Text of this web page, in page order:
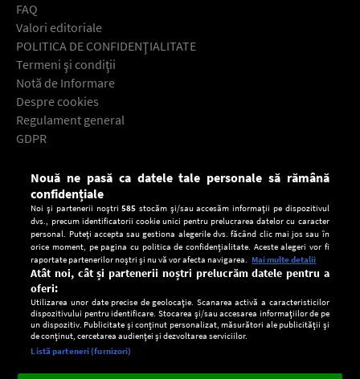
FAQ
Valori editoriale
POLITICA DE CONFIDENŢIALITATE
Termeni şi condiţii
Notă de Informare
Despre cookies
Regulament general
GDPR
Descarcă gratuit aplicaţia Europa FM pentru smartphone:
Setări:
Dark
Nouă ne pasă ca datele tale personale să rămână
confidențiale
Noi și partenerii noștri585 stocăm și/sau accesăm informații pe dispozitivul
dvs., precum identificatorii cookie unici pentru prelucrarea datelor cu caracter
personal. Puteți accepta sau gestiona alegerile dvs. făcând clic mai jos sau în
orice moment, pe pagina cu politica de confidențialitate. Aceste alegeri vor fi
raportate partenerilor noștri și nu vă vor afecta navigarea. Mai multe detalii
Atât noi, cât și partenerii noștri prelucrăm datele pentru a
oferi:
Utilizarea unor date precise de geolocație. Scanarea activă a caracteristicilor
dispozitivului pentru identificare. Stocarea și/sau accesarea informațiilor de pe
un dispozitiv. Publicitate și conținut personalizat, măsurători ale publicității și
de conținut, cercetarea audienței și dezvoltarea serviciilor.
Listă parteneri (furnizori)